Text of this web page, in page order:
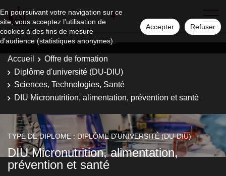
En poursuivant votre navigation sur ce
site, vous acceptez l'utilisation de
cookies à des fins de mesure
d'audience (statistiques anonymes).
Accepter Refuser
Accueil
Offre de formation
Diplôme d'université (DU-DIU)
Sciences, Technologies, Santé
DIU Micronutrition, alimentation, prévention et santé
TYPE DE DIPLOME : DIPLÔME D'UNIVERSITÉ (DU-DIU)
DIU Micronutrition, alimentation,
prévention et santé